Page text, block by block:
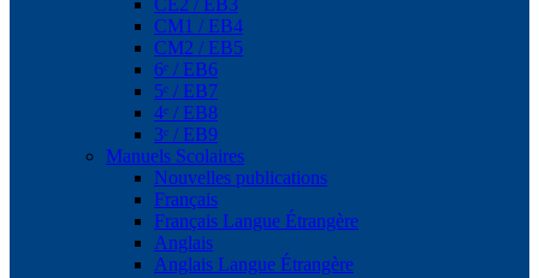
CE2 / EB3
CM1 / EB4
CM2 / EB5
6ᵉ / EB6
5ᵉ / EB7
4ᵉ / EB8
3ᵉ / EB9
Manuels Scolaires
Nouvelles publications
Français
Français Langue Étrangère
Anglais
Anglais Langue Étrangère